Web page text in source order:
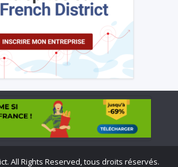
All Rights Reserved, tous droits réservés.